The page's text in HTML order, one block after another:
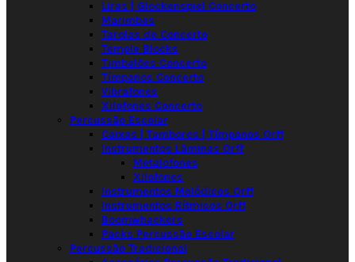
Liras | Glockenspiel Concerto
Marimbas
Tarolas de Concerto
Temple Blocks
Timbalões Concerto
Tímpanos Concerto
Vibrafones
Xilofones Concerto
Percussão Escolar
Caixas | Tambores | Tímpanos Orff
Instrumentos Lâminas Orff
Metalofones
Xilofones
Instrumentos Melódicos Orff
Instrumentos Rítmicos Orff
Boomwhackers
Packs Percussão Escolar
Percussão Tradicional